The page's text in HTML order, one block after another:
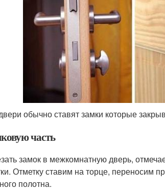
обычно ставят замки которые
часть
замок в межкомнатную дверь,
Отметку ставим на торце, переносим
полотна.